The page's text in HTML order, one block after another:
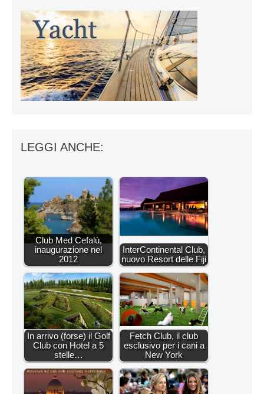
LEGGI ANCHE:
Club Med Cefalù,
inaugurazione nel
2012
InterContinental Club,
nuovo Resort delle Fiji
In arrivo (forse) il Golf
Club con Hotel a 5
stelle…
Fetch Club, il club
esclusivo per i cani a
New York